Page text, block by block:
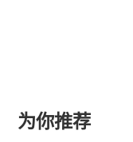
为你推荐